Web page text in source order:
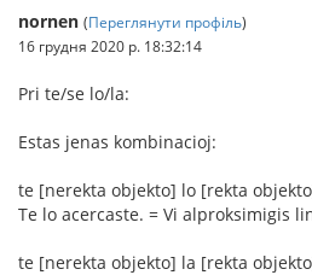
nornen (Переглянути профіль)
16 грудня 2020 р. 18:32:14
Pri te/se lo/la:
Estas jenas kombinacioj:
te [nerekta objekto] lo [rekta
Te lo acercaste. = Vi alproksimigis
te [nerekta objekto] la [rekta